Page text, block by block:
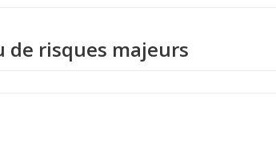
de risques majeurs